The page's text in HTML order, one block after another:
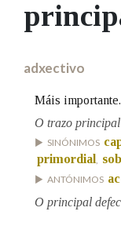
Facebook
TwitterYoutube
BUSCAR NOS
Remata por
adxectivo
Máis importante.
O trazo
SINÓNIMOS
primordial
ANTÓNIMOS
O principal